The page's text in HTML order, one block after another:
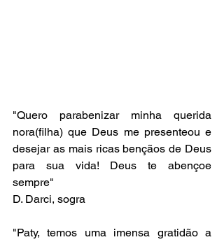
"Quero parabenizar minha querida
nora(filha) que Deus me presenteou e
desejar as mais ricas bençãos de Deus
para sua vida! Deus te abençoe
sempre"
D. Darci, sogra
"Paty, temos uma imensa gratidão a